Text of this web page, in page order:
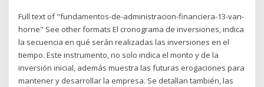
Full text of "fundamentos-de-administracion-financiera-13-van-
horne" See other formats El cronograma de inversiones, indica
la secuencia en qué serán realizadas las inversiones en el
tiempo. Este instrumento, no solo indica el monto y de la
inversión inicial, además muestra las futuras erogaciones para
mantener y desarrollar la empresa. Se detallan también, las